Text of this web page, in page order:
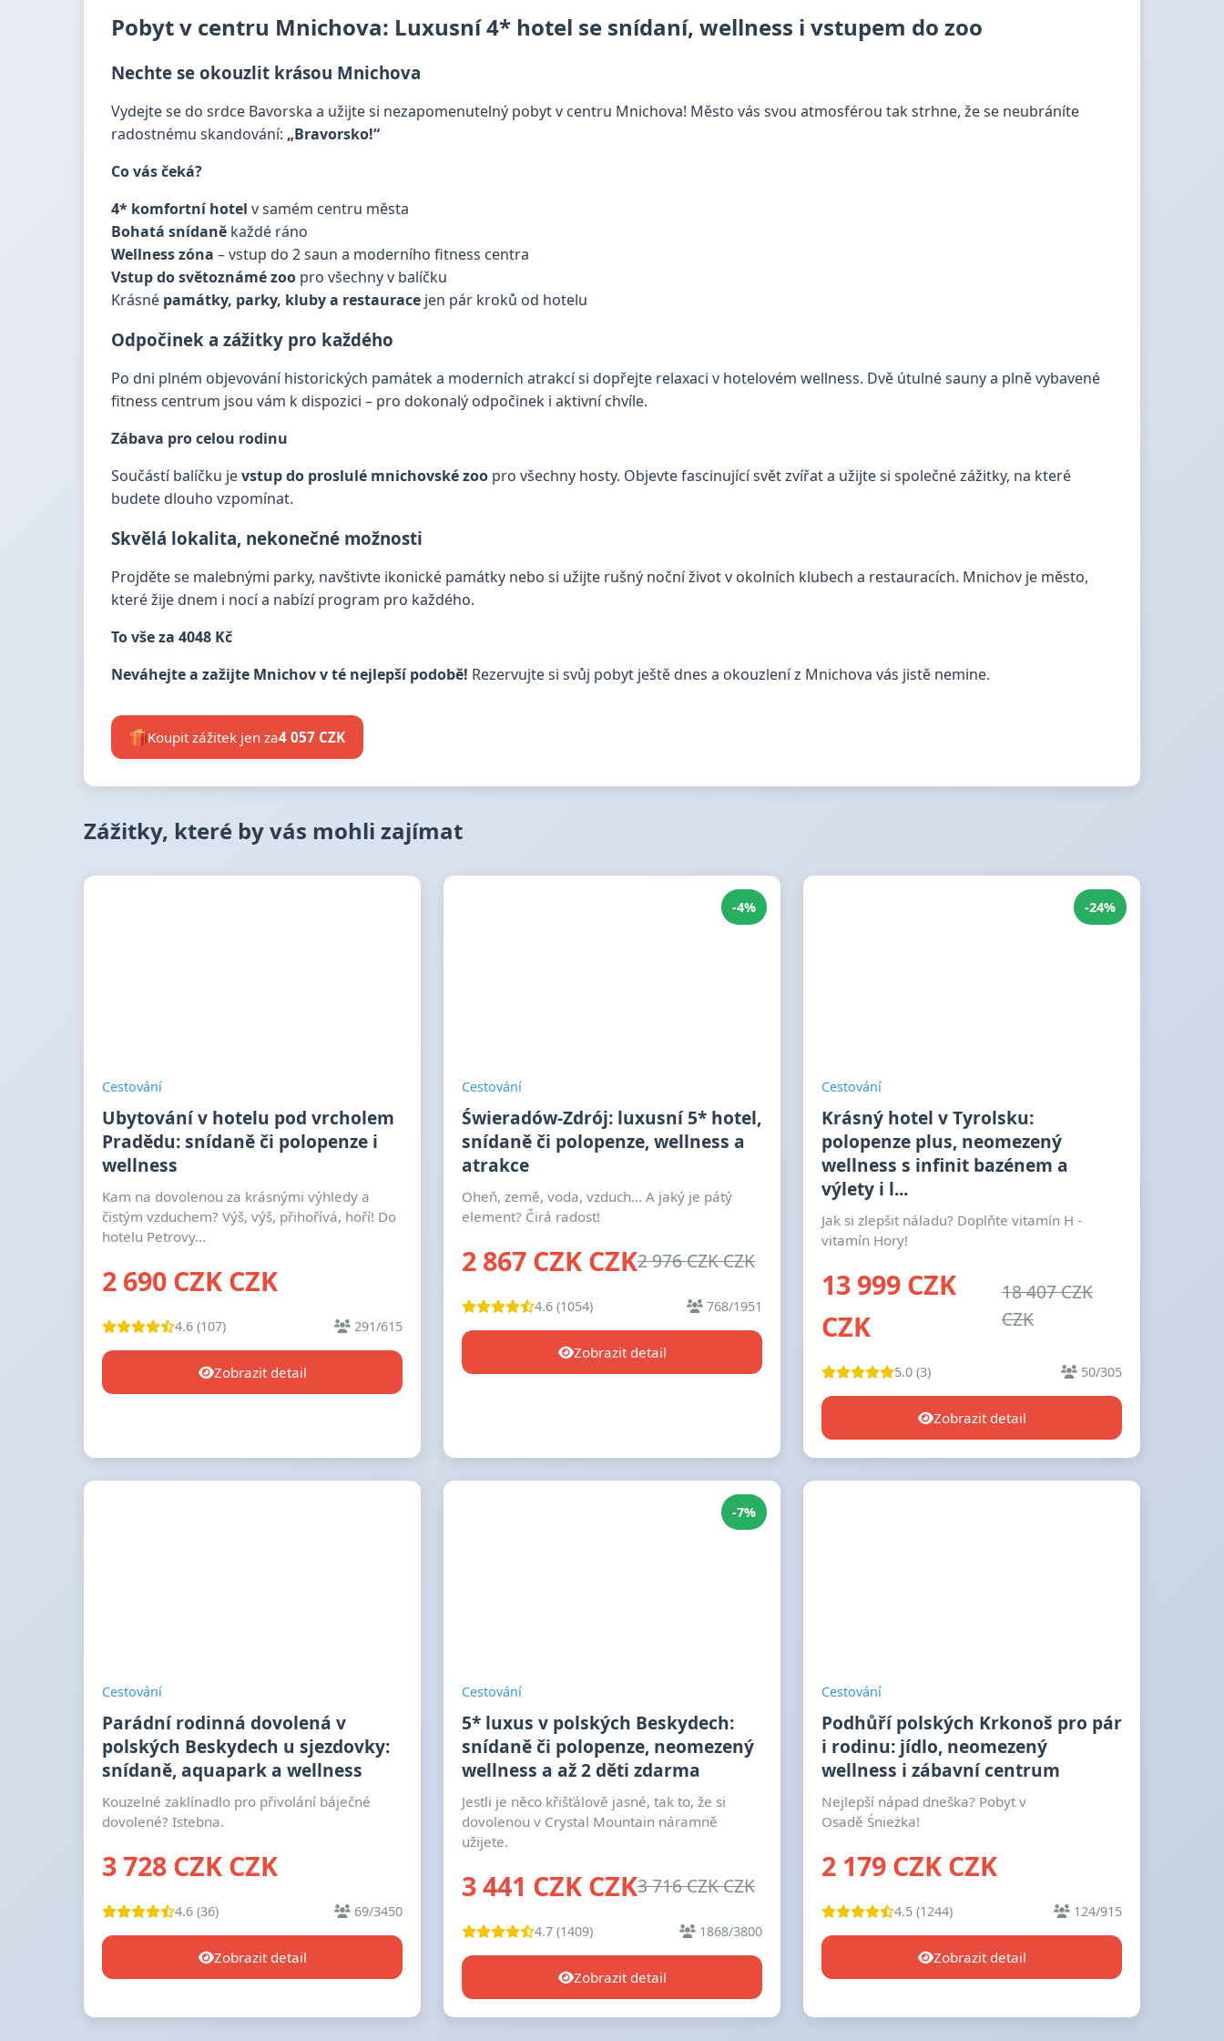
Pobyt v centru Mnichova: Luxusní 4* hotel se snídaní, wellness i vstupem do zoo
Nechte se okouzlit krásou Mnichova
Vydejte se do srdce Bavorska a užijte si nezapomenutelný pobyt v centru Mnichova! Město vás svou atmosférou tak strhne, že se neubráníte
radostnému skandování: „Bravorsko!“
Co vás čeká?
4* komfortní hotel v samém centru města
Bohatá snídaně každé ráno
Wellness zóna – vstup do 2 saun a moderního fitness centra
Vstup do světoznámé zoo pro všechny v balíčku
Krásné památky, parky, kluby a restaurace jen pár kroků od hotelu
Odpočinek a zážitky pro každého
Po dni plném objevování historických památek a moderních atrakcí si dopřejte relaxaci v hotelovém wellness. Dvě útulné sauny a plně vybavené
fitness centrum jsou vám k dispozici – pro dokonalý odpočinek i aktivní chvíle.
Zábava pro celou rodinu
Součástí balíčku jevstup do proslulé mnichovské zoo pro všechny hosty. Objevte fascinující svět zvířat a užijte si společné zážitky, na které
budete dlouho vzpomínat.
Skvělá lokalita, nekonečné možnosti
Projděte se malebnými parky, navštivte ikonické památky nebo si užijte rušný noční život v okolních klubech a restauracích. Mnichov je město,
které žije dnem i nocí a nabízí program pro každého.
To vše za 4048 Kč
Neváhejte a zažijte Mnichov v té nejlepší podobě! Rezervujte si svůj pobyt ještě dnes a okouzlení z Mnichova vás jistě nemine.
Koupit zážitek jen za4 057 CZK
Zážitky, které by vás mohli zajímat
Cestování
Ubytování v hotelu pod vrcholem
Pradědu: snídaně či polopenze i
wellness
Kam na dovolenou za krásnými výhledy a
čistým vzduchem? Výš, výš, přihořívá, hoří! Do
hotelu Petrovy...
2 690 CZK CZK
4.6 (107) 291/615
Zobrazit detail
-4%
Cestování
Świeradów-Zdrój: luxusní 5* hotel,
snídaně či polopenze, wellness a
atrakce
Oheň, země, voda, vzduch... A jaký je pátý
element? Čirá radost!
2 867 CZK CZK2 976 CZK CZK
4.6 (1054) 768/1951
Zobrazit detail
-24%
Cestování
Krásný hotel v Tyrolsku:
polopenze plus, neomezený
wellness s infinit bazénem a
výlety i l...
Jak si zlepšit náladu? Doplňte vitamín H -
vitamín Hory!
13 999 CZK
CZK
18 407 CZK
CZK
5.0 (3) 50/305
Zobrazit detail
Cestování
Parádní rodinná dovolená v
polských Beskydech u sjezdovky:
snídaně, aquapark a wellness
Kouzelné zaklínadlo pro přivolání báječné
dovolené? Istebna.
3 728 CZK CZK
4.6 (36) 69/3450
Zobrazit detail
-7%
Cestování
5* luxus v polských Beskydech:
snídaně či polopenze, neomezený
wellness a až 2 děti zdarma
Jestli je něco křišťálově jasné, tak to, že si
dovolenou v Crystal Mountain náramně
užijete.
3 441 CZK CZK3 716 CZK CZK
4.7 (1409) 1868/3800
Zobrazit detail
Cestování
Podhůří polských Krkonoš pro pár
i rodinu: jídlo, neomezený
wellness i zábavní centrum
Nejlepší nápad dneška? Pobyt v
Osadě Śnieżka!
2 179 CZK CZK
4.5 (1244) 124/915
Zobrazit detail